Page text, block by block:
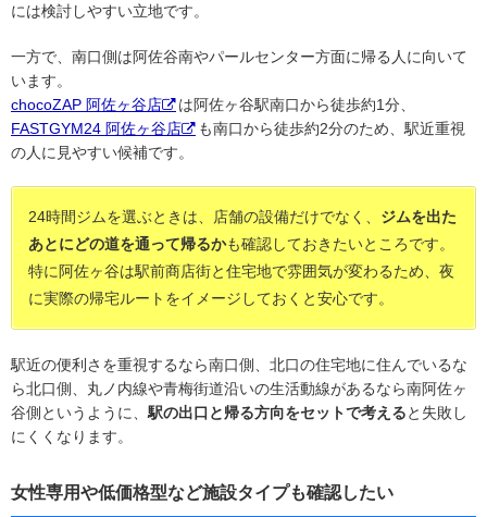
には検討しやすい立地です。
一方で、南口側は阿佐谷南やパールセンター方面に帰る人に向いて
います。
chocoZAP 阿佐ヶ谷店
は阿佐ヶ谷駅南口から徒歩約1分、
FASTGYM24 阿佐ヶ谷店
も南口から徒歩約2分のため、駅近重視
の人に見やすい候補です。
24時間ジムを選ぶときは、店舗の設備だけでなく、 ジムを出た
あとにどの道を通って帰るかも確認しておきたいところです。
特に阿佐ヶ谷は駅前商店街と住宅地で雰囲気が変わるため、夜
に実際の帰宅ルートをイメージしておくと安心です。
駅近の便利さを重視するなら南口側、北口の住宅地に住んでいるな
ら北口側、丸ノ内線や青梅街道沿いの生活動線があるなら南阿佐ヶ
谷側というように、 駅の出口と帰る方向をセットで考えると失敗し
にくくなります。
女性専用や低価格型など施設タイプも確認したい